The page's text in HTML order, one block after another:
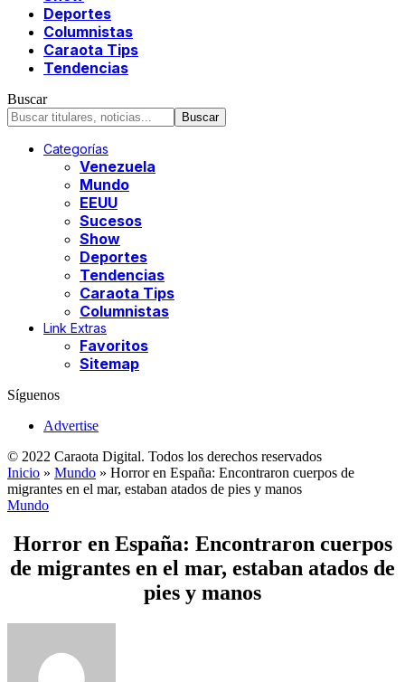
Deportes
Columnistas
Caraota Tips
Tendencias
Buscar
Categorías
Venezuela
Mundo
EEUU
Sucesos
Show
Deportes
Tendencias
Caraota Tips
Columnistas
Link Extras
Favoritos
Sitemap
Síguenos
Advertise
© 2022 Caraota Digital. Todos los derechos reservados
Inicio » Mundo » Horror en España: Encontraron cuerpos de
migrantes en el mar, estaban atados de pies y manos
Mundo
Horror en España: Encontraron cuerpos
de migrantes en el mar, estaban atados de
pies y manos